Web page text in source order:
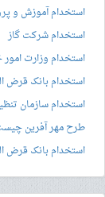
استخدام آموزش و
استخدام شرکت گاز
استخدام وزارت امور
استخدام بانک قرض
استخدام سازمان
طرح مهر آفرین
استخدام بانک قرض